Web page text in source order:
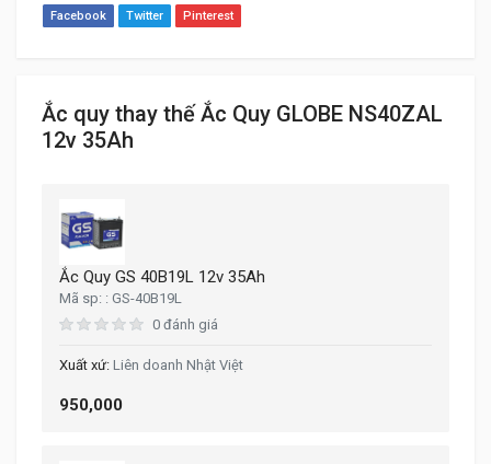
Facebook Twitter Pinterest
Ắc quy thay thế Ắc Quy GLOBE NS40ZAL
12v 35Ah
Ắc Quy GS 40B19L 12v 35Ah
GS-40B19L
0 đánh giá
Liên doanh Nhật Việt
950,000